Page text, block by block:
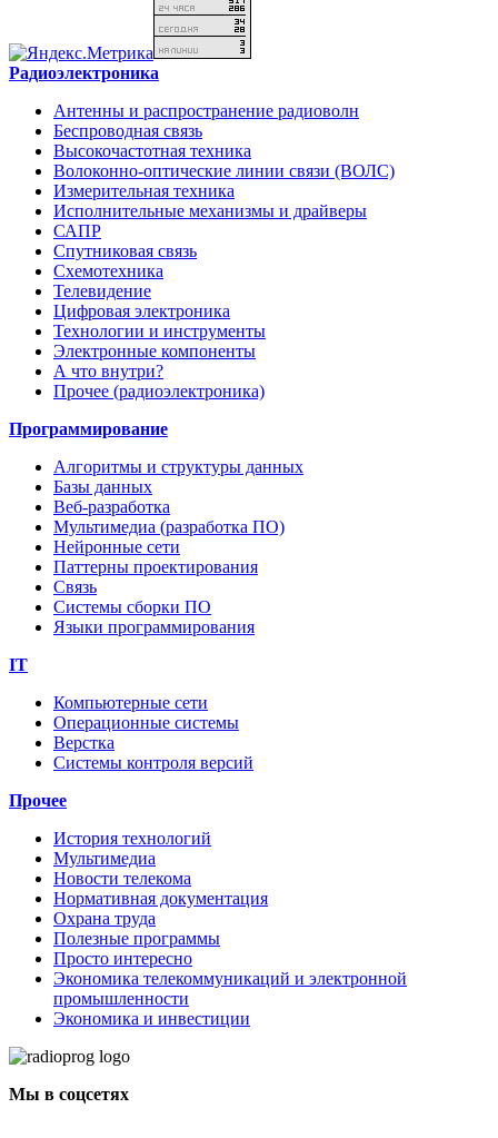
Радиоэлектроника
Антенны и распространение радиоволн
Беспроводная связь
Высокочастотная техника
Волоконно-оптические линии связи (ВОЛС)
Измерительная техника
Исполнительные механизмы и драйверы
САПР
Спутниковая связь
Схемотехника
Телевидение
Цифровая электроника
Технологии и инструменты
Электронные компоненты
А что внутри?
Прочее (радиоэлектроника)
Программирование
Алгоритмы и структуры данных
Базы данных
Веб-разработка
Мультимедиа (разработка ПО)
Нейронные сети
Паттерны проектирования
Связь
Системы сборки ПО
Языки программирования
IT
Компьютерные сети
Операционные системы
Верстка
Системы контроля версий
Прочее
История технологий
Мультимедиа
Новости телекома
Нормативная документация
Охрана труда
Полезные программы
Просто интересно
Экономика телекоммуникаций и электронной
промышленности
Экономика и инвестиции
Мы в соцсетях